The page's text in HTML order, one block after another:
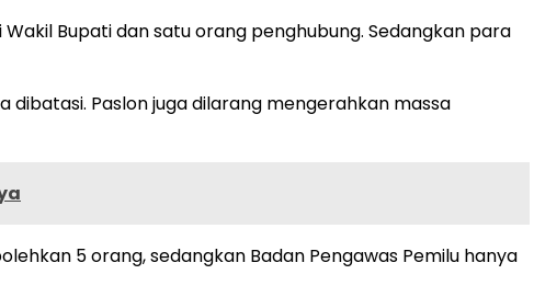
Bupati dan satu orang penghubung. Sedangkan para
Paslon juga dilarang mengerahkan massa
5 orang, sedangkan Badan Pengawas Pemilu hanya